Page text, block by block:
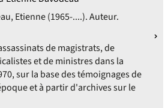
Etienne (1965-....). Auteur.
de magistrats, de
et de ministres dans la
sur la base des témoignages de
et à partir d'archives sur le